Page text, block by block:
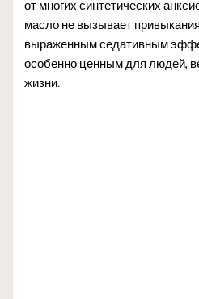
от многих синтетических
масло не вызывает
выраженным седативным
особенно ценным для людей,
жизни.